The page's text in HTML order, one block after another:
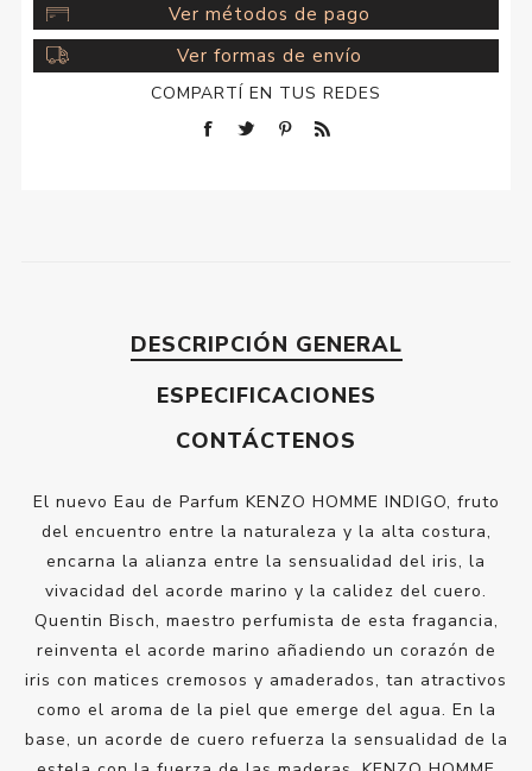
Ver métodos de pago
Ver formas de envío
COMPARTÍ EN TUS REDES
DESCRIPCIÓN GENERAL
ESPECIFICACIONES
CONTÁCTENOS
El nuevo Eau de Parfum KENZO HOMME INDIGO, fruto
del encuentro entre la naturaleza y la alta costura,
encarna la alianza entre la sensualidad del iris, la
vivacidad del acorde marino y la calidez del cuero.
Quentin Bisch, maestro perfumista de esta fragancia,
reinventa el acorde marino añadiendo un corazón de
iris con matices cremosos y amaderados, tan atractivos
como el aroma de la piel que emerge del agua. En la
base, un acorde de cuero refuerza la sensualidad de la